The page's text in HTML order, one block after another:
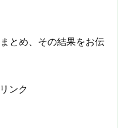
とめ、その結果をお伝
ンク